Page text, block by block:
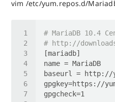
vim /etc/yum.repos.d/
# MariaDB 10.4
# http://